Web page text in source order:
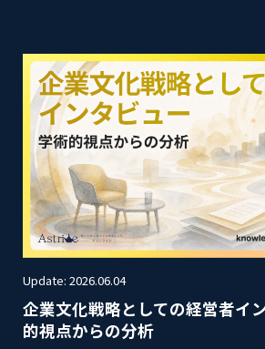
Update: 2026.06.04
企業文化戦略としての経営者イ
的視点からの分析